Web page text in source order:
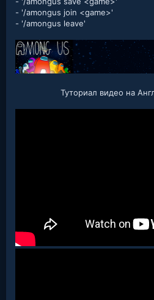
- '/amongus join <game>'
- '/amongus leave'
Туториал видео на